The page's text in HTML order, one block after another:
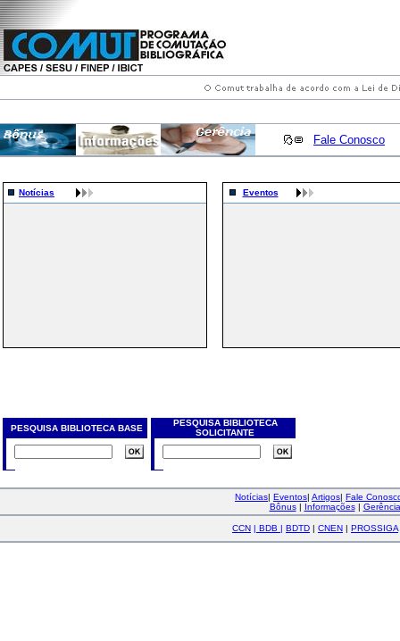
Fale Conosco
Notícias Eventos
PESQUISA BIBLIOTECA BASE
PESQUISA BIBLIOTECA
SOLICITANTE
Notícias| Eventos| Artigos| Fale
Bônus| Informações| Gerência
CCN | BDB | BDTD | CNEN | PROSSIGA